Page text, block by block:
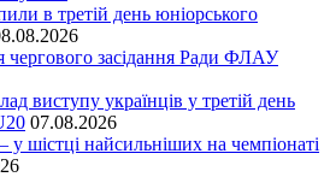
в третій день юніорського
чергового засідання Ради ФЛАУ
виступу українців у третій день
07.08.2026
шістці найсильніших на чемпіонаті